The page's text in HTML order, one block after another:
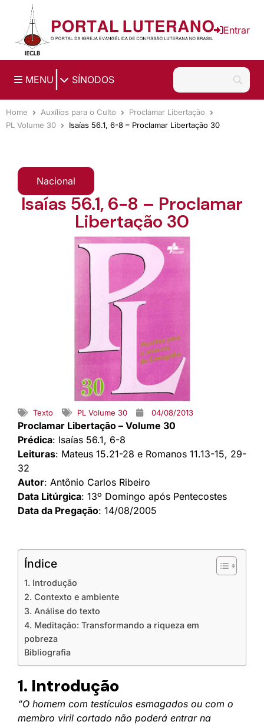
Ir para o conteúdo principal
Entrar
MENU SÍNODOS
Home Auxílios para o Culto
Proclamar Libertação
PL Volume 30
Isaías 56.1, 6-8 – Proclamar Libertação 30
Nacional
Isaías 56.1, 6-8 – Proclamar
Libertação 30
Texto PL Volume 30 04/08/2013
Proclamar Libertação – Volume 30
Prédica: Isaías 56.1, 6-8
Leituras: Mateus 15.21-28 e Romanos 11.13-15, 29-
32
Autor: Antônio Carlos Ribeiro
Data Litúrgica: 13º Domingo após Pentecostes
Data da Pregação: 14/08/2005
Índice
1. Introdução
2. Contexto e ambiente
3. Análise do texto
4. Meditação: Transformando a riqueza em
pobreza
Bibliografia
1. Introdução
“O homem com testículos esmagados ou com o
membro viril cortado não poderá entrar na